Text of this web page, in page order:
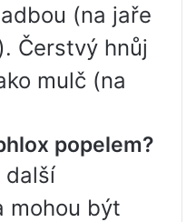
(na jaře
Čerstvý hnůj
mulč (na
popelem?
další
mohou být